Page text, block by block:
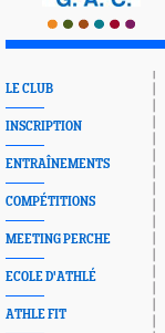
LE CLUB
INSCRIPTION
ENTRAÎNEMENTS
COMPÉTITIONS
MEETING PERCHE
ECOLE D'ATHLÉ
ATHLE FIT